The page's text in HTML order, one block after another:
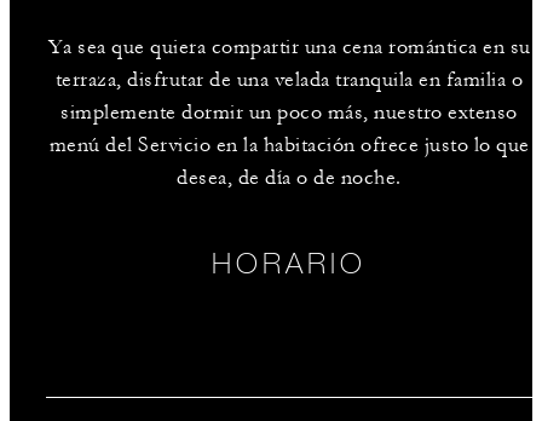
Ya sea que quiera compartir una cena romántica en su
terraza, disfrutar de una velada tranquila en familia o
simplemente dormir un poco más, nuestro extenso
menú del Servicio en la habitación ofrece justo lo que
desea, de día o de noche.
HORARIO